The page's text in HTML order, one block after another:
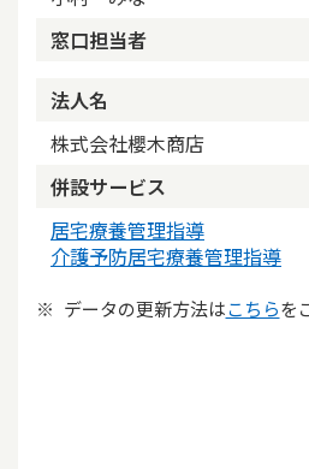
窓口担当者
法人名
株式会社櫻木商店
併設サービス
居宅療養管理指導
介護予防居宅療養管理指導
データの更新方法はこちらを